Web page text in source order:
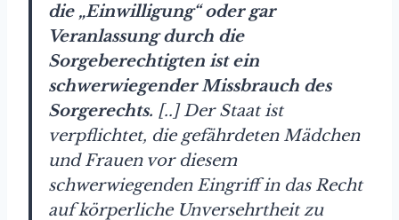
die „Einwilligung“ oder gar
Veranlassung durch die
Sorgeberechtigten ist ein
schwerwiegender Missbrauch des
Sorgerechts. [..] Der Staat ist
verpflichtet, die gefährdeten Mädchen
und Frauen vor diesem
schwerwiegenden Eingriff in das Recht
auf körperliche Unversehrtheit zu